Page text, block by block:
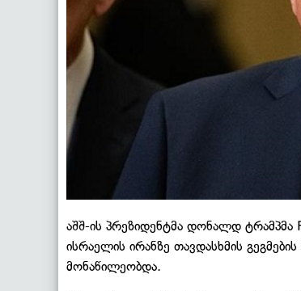
აშშ-ის პრეზიდენტმა დონალდ ტრამპმა
ისრაელის ირანზე თავდასხმის
მონაწილეობდა.